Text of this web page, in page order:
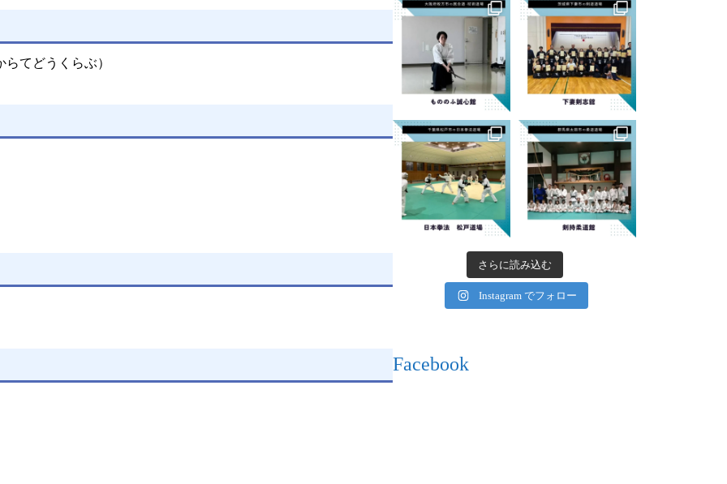
てどうくらぶ）
さらに読み込む
Instagram でフォロー
Facebook